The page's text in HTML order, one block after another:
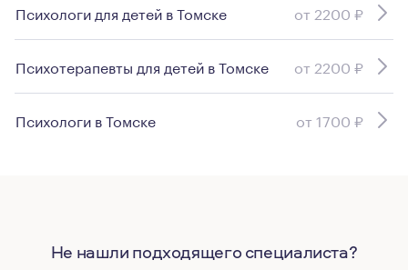
Психологи для детей в Томске от 2200 ₽
Психотерапевты для детей в Томске от 2200 ₽
Психологи в Томске от 1700 ₽
Не нашли подходящего специалиста?